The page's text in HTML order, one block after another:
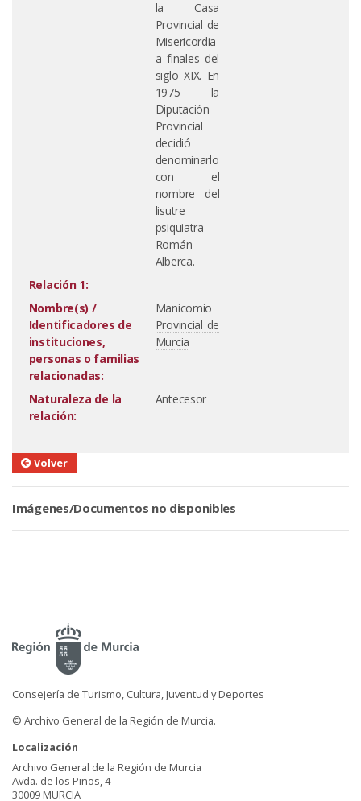
la Casa
Provincial de
Misericordia
a finales del
siglo XIX. En
1975 la
Diputación
Provincial
decidió
denominarlo
con el
nombre del
lisutre
psiquiatra
Román
Alberca.
Relación 1:
Nombre(s) /
Identificadores de
instituciones,
personas o familias
relacionadas:
Manicomio
Provincial de
Murcia
Naturaleza de la
relación:
Antecesor
Volver
Imágenes/Documentos no disponibles
Consejería de Turismo, Cultura, Juventud y Deportes
© Archivo General de la Región de Murcia.
Localización
Archivo General de la Región de Murcia
Avda. de los Pinos, 4
30009 MURCIA